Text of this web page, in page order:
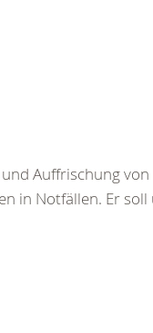
Auffrischung
in Notfällen. Er soll